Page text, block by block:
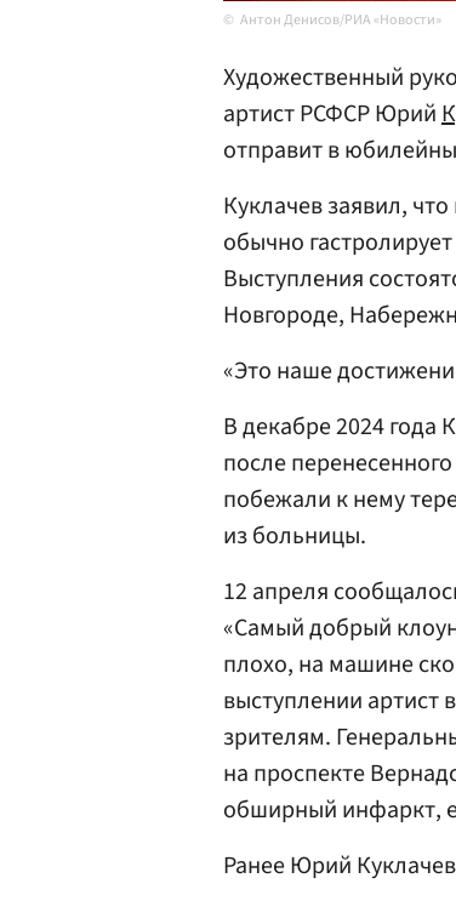
Антон Денисов/РИА «Новости»
Художественный
артист РСФСР Юрий
отправит в
Куклачев заявил,
обычно
Выступления
Новгороде,
«Это наше
В декабре 2024 года
после
побежали к нему
из больницы.
12 апреля
«Самый добрый
плохо, на машине
выступлении артист
зрителям.
на проспекте
обширный инфаркт,
Ранее Юрий Куклачев